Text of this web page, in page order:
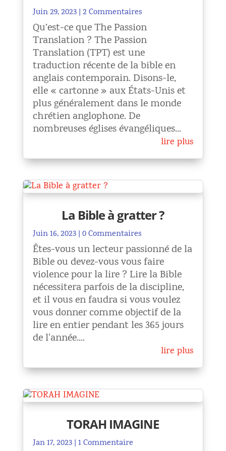
Juin 29, 2023| 2 Commentaires
Qu’est-ce que The Passion
Translation ? The Passion
Translation (TPT) est une
traduction récente de la bible en
anglais contemporain. Disons-le,
elle « cartonne » aux États-Unis et
plus généralement dans le monde
chrétien anglophone. De
nombreuses églises évangéliques...
lire plus
La Bible à gratter ?
Juin 16, 2023| 0 Commentaires
Êtes-vous un lecteur passionné de la
Bible ou devez-vous vous faire
violence pour la lire ? Lire la Bible
nécessitera parfois de la discipline,
et il vous en faudra si vous voulez
vous donner comme objectif de la
lire en entier pendant les 365 jours
de l'année....
lire plus
TORAH IMAGINE
Jan 17, 2023| 1 Commentaire